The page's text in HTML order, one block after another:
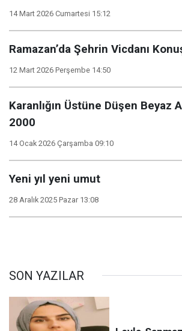
14 Mart 2026 Cumartesi 15:12
Ramazan’da Şehrin Vicdanı
12 Mart 2026 Perşembe 14:50
Karanlığın Üstüne Düşen Beyaz
2000
14 Ocak 2026 Çarşamba 09:10
Yeni yıl yeni umut
28 Aralık 2025 Pazar 13:08
SON YAZILAR